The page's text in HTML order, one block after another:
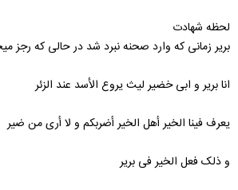
لحظه شهادت
بریر زمانی که وارد صحنه نبرد شد در حالی که رجز
انا بریر و ابی خضیر لیث یروع الأسد عند الزئر
یعرف فینا الخیر أهل الخیر أضربکم و لا أری من ضیر
و ذلک فعل الخیر فی بریر